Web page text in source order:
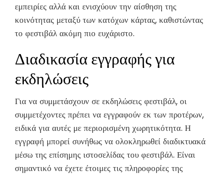
εμπειρίες αλλά και ενισχύουν την αίσθηση της
κοινότητας μεταξύ των κατόχων κάρτας, καθιστώντας
το φεστιβάλ ακόμη πιο ευχάριστο.
Διαδικασία εγγραφής για
εκδηλώσεις
Για να συμμετάσχουν σε εκδηλώσεις φεστιβάλ, οι
συμμετέχοντες πρέπει να εγγραφούν εκ των προτέρων,
ειδικά για αυτές με περιορισμένη χωρητικότητα. Η
εγγραφή μπορεί συνήθως να ολοκληρωθεί διαδικτυακά
μέσω της επίσημης ιστοσελίδας του φεστιβάλ. Είναι
σημαντικό να έχετε έτοιμες τις πληροφορίες της